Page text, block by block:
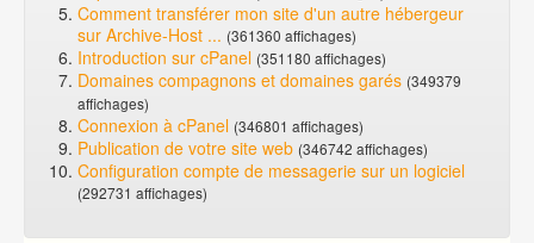
Comment transférer mon site d'un autre hébergeur
sur Archive-Host ... (361360 affichages)
Introduction sur cPanel (351180 affichages)
Domaines compagnons et domaines garés (349379
affichages)
Connexion à cPanel (346801 affichages)
Publication de votre site web (346742 affichages)
Configuration compte de messagerie sur un logiciel
(292731 affichages)